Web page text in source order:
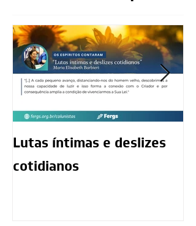
Lutas íntimas e deslizes
cotidianos